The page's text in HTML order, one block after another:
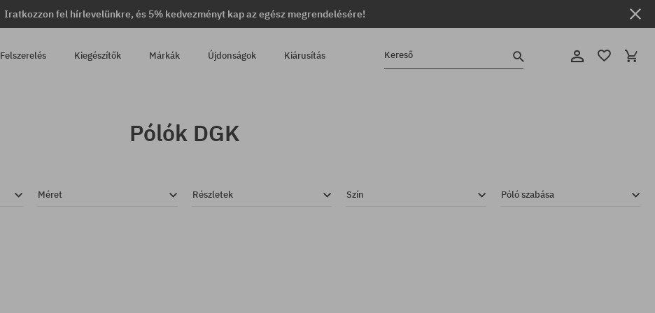
Iratkozzon fel hírlevelünkre, és 5% kedvezményt kap az egész megrendelésére!
Felszerelés Kiegészítők Márkák Újdonságok Kiárusítás Kereső
Pólók DGK
Méret Részletek Szín Póló szabása